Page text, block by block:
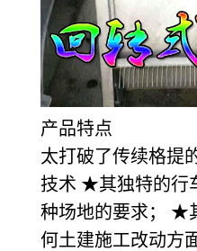
产品特点
太打破了传续格提
技术 ★其独特的行
种场地的要求； ★
何土建施工改动方